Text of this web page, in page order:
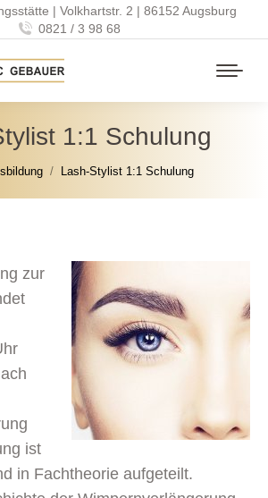
| Volkhartstr. 2 | 86152 Augsburg
0821 / 3 98 68
1:1 Schulung
sich hier:
Lash-Stylist 1:1 Schulung
zur
ist
in Fachtheorie aufgeteilt.